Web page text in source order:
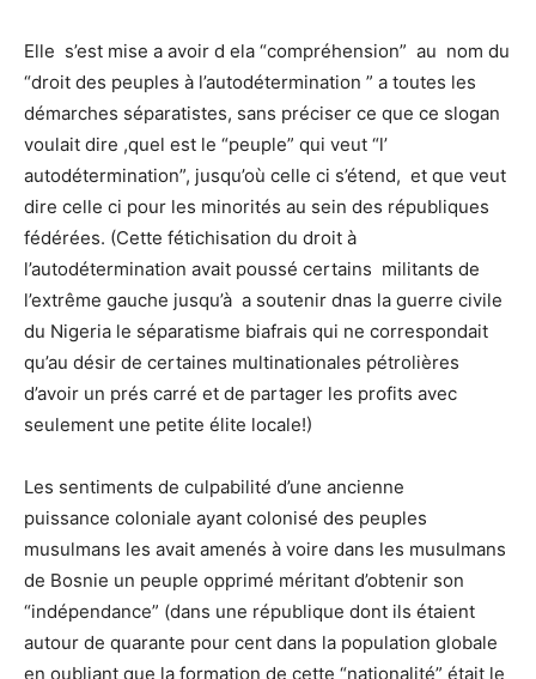
Elle s’est mise a avoir d ela “compréhension” au nom du
“droit des peuples à l’autodétermination ” a toutes les
démarches séparatistes, sans préciser ce que ce slogan
voulait dire ,quel est le “peuple” qui veut “l’
autodétermination”, jusqu’où celle ci s’étend, et que veut
dire celle ci pour les minorités au sein des républiques
fédérées. (Cette fétichisation du droit à
l’autodétermination avait poussé certains militants de
l’extrême gauche jusqu’à a soutenir dnas la guerre civile
du Nigeria le séparatisme biafrais qui ne correspondait
qu’au désir de certaines multinationales pétrolières
d’avoir un prés carré et de partager les profits avec
seulement une petite élite locale!)
Les sentiments de culpabilité d’une ancienne
puissance coloniale ayant colonisé des peuples
musulmans les avait amenés à voire dans les musulmans
de Bosnie un peuple opprimé méritant d’obtenir son
“indépendance” (dans une république dont ils étaient
autour de quarante pour cent dans la population globale
en oubliant que la formation de cette “nationalité” était le